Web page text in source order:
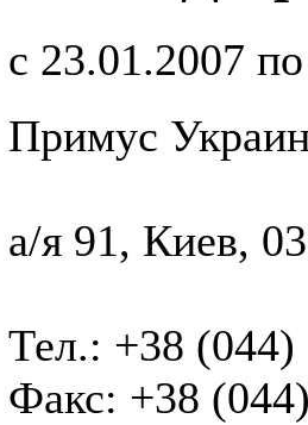
c 23.01.2007
Примус
а/я 91, Киев,
Тел.: +38 (044)
Факс: +38